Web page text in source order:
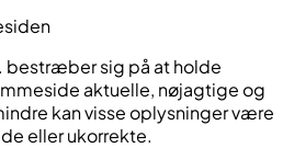
bestræber sig på at holde
aktuelle, nøjagtige og
kan visse oplysninger være
eller ukorrekte.